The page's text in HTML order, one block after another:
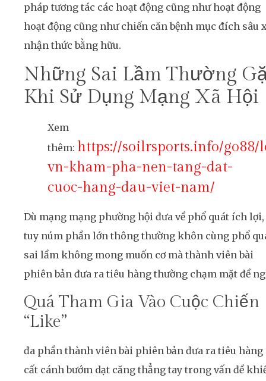
pháp tương tác các hoạt động cũng như hoạt động
hoạt động cũng như chiến căn bệnh mục đích sâu
nhận thức bằng hữu.
Những Sai Lầm Thường
Khi Sử Dụng Mạng Xã Hội
Xem
thêm: https://soilrsports.info/go88/
vn-kham-pha-nen-tang-dat-
cuoc-hang-dau-viet-nam/
Dù mạng mạng phường hội đưa về phổ quát ích lợi,
tuy núm phần lớn thông thường khôn cùng phổ
sai lầm không mong muốn cơ mà thành viên bài
phiên bản đưa ra tiêu hàng thường chạm mặt đề
Quá Tham Gia Vào Cuộc Chiến
“Like”
đa phần thành viên bài phiên bản đưa ra tiêu hàng
cất cánh bướm dạt căng thẳng tay trong vấn đề